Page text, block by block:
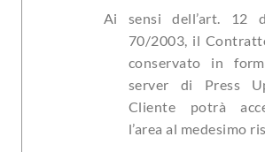
Ai sensi dell’art. 12 del D. Lgs. n.
70/2003, il
conservato in
server di Press
Cliente potrà
l’area al medesimo